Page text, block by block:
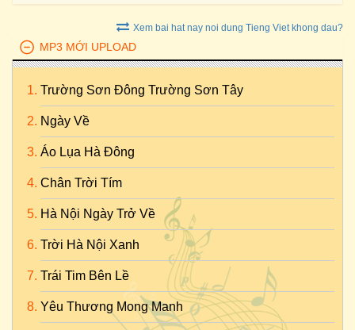
Xem bai hat nay noi dung Tieng Viet khong dau?
MP3 MỚI UPLOAD
Trường Sơn Đông Trường Sơn Tây
Ngày Về
Áo Lụa Hà Đông
Chân Trời Tím
Hà Nội Ngày Trở Về
Trời Hà Nội Xanh
Trái Tim Bên Lề
Yêu Thương Mong Manh